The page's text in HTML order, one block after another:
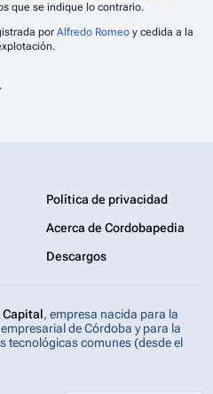
que se indique lo contrario.
por Alfredo Romeo y cedida a la
Política de privacidad
Acerca de Cordobapedia
Descargos
Capital, empresa nacida para la
de Córdoba y para la
tecnológicas comunes (desde el